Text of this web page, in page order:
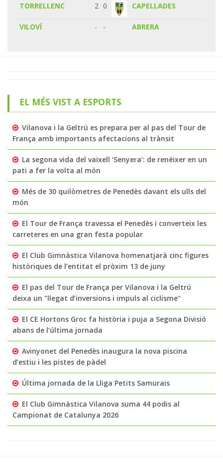
TORRELLENC 2 0 CAPELLADES
VILOVÍ - - ABRERA
EL MÉS VIST A ESPORTS
Vilanova i la Geltrú es prepara per al pas del Tour de
França amb importants afectacions al trànsit
La segona vida del vaixell ‘Senyera’: de renéixer en un
pati a fer la volta al món
Més de 30 quilòmetres de Penedès davant els ulls del
món
El Tour de França travessa el Penedès i converteix les
carreteres en una gran festa popular
El Club Gimnàstica Vilanova homenatjarà cinc figures
històriques de l’entitat el pròxim 13 de juny
El pas del Tour de França per Vilanova i la Geltrú
deixa un "llegat d’inversions i impuls al ciclisme"
El CE Hortons Groc fa història i puja a Segona Divisió
abans de l’última jornada
Avinyonet del Penedès inaugura la nova piscina
d’estiu i les pistes de pàdel
Última jornada de la Lliga Petits Samurais
El Club Gimnàstica Vilanova suma 44 podis al
Campionat de Catalunya 2026